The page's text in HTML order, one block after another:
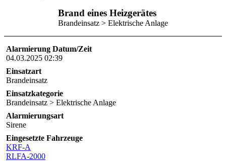
Brand eines Heizgerätes
Brandeinsatz > Elektrische Anlage
Alarmierung Datum/Zeit
04.03.2025 02:39
Einsatzart
Brandeinsatz
Einsatzkategorie
Brandeinsatz > Elektrische Anlage
Alarmierungsart
Sirene
Eingesetzte Fahrzeuge
KRF-A
RLFA-2000